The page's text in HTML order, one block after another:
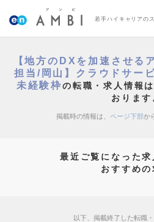
若手ハイキャリアの
【地方のDXを加速させる
担当/岡山】クラウドサー
未経験枠の転職・求人情報
おります
掲載時の情報は、 ページ下部か
最近ご覧になった求
おすすめの
以下、掲載終了した転職・